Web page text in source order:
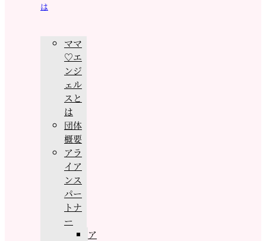
は
ママ
♡エ
ンジ
ェル
スと
は
団体
概要
アラ
イア
ンス
パー
トナ
ー
ア